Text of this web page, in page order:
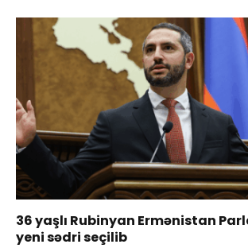
36 yaşlı Rubinyan Ermənistan
yeni sədri seçilib